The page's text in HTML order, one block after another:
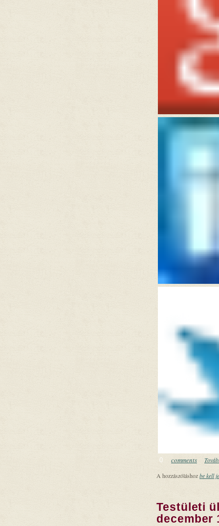
0 comments
A hozzászóláshozbe kell
Testületi
december